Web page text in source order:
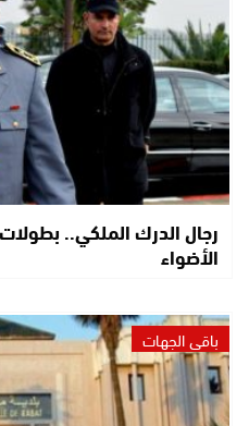
رجال الدرك الملكي..
الأضواء
باقي الجهات